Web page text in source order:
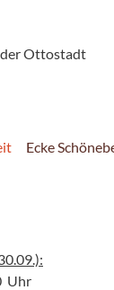
Ecke
Uhr